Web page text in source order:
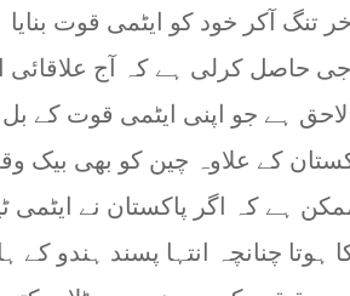
تنگ آکر خود کو ایٹمی قوت
حاصل کرلی ہے کہ آج
ہے جو اپنی ایٹمی قوت کے بل
کے علاوہ چین کو بھی بیک
ہے کہ اگر پاکستان نے
چنانچہ انتہا پسند ہندو کے